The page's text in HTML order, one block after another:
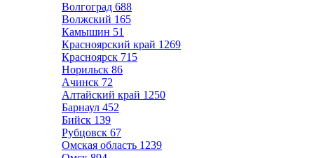
Волгоград 688
Волжский 165
Камышин 51
Красноярский край 1269
Красноярск 715
Норильск 86
Ачинск 72
Алтайский край 1250
Барнаул 452
Бийск 139
Рубцовск 67
Омская область 1239